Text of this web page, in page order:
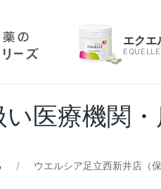
エクエ
EQUELLE
い医療機関
ウエルシア足立西新井店（保